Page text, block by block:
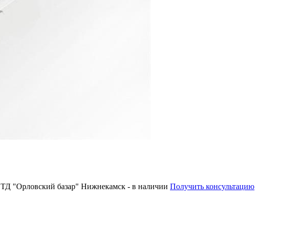
ТД "Орловский базар" Нижнекамск - в наличии Получить консультацию